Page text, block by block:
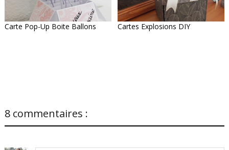
Carte Pop-Up Boite Ballons Cartes Explosions DIY
8 commentaires :